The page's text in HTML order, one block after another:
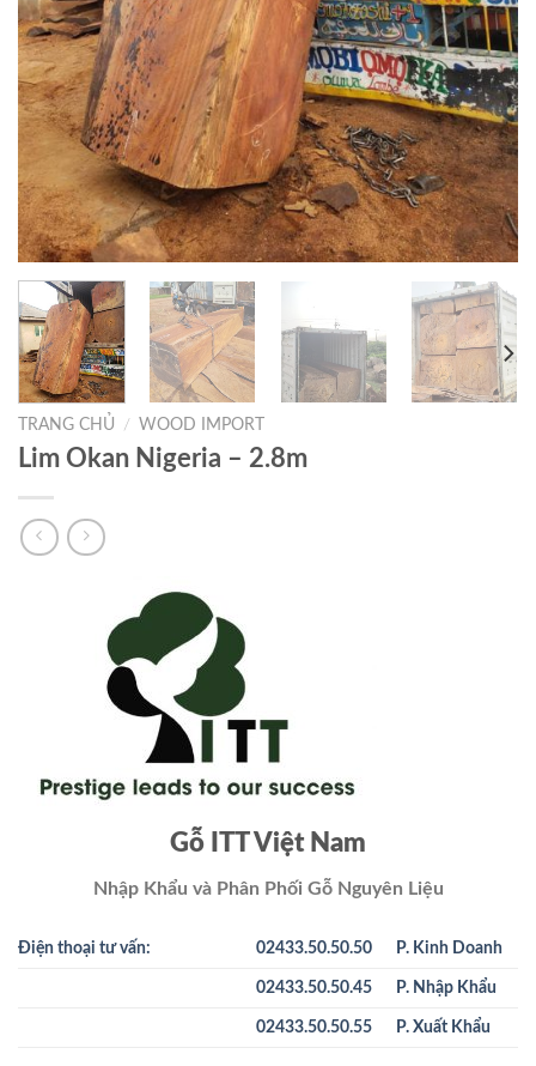
TRANG CHỦ / WOOD IMPORT
Lim Okan Nigeria – 2.8m
Gỗ ITT Việt Nam
Nhập Khẩu và Phân Phối Gỗ Nguyên Liệu
Điện thoại tư vấn: 02433.50.50.50 P. Kinh Doanh
02433.50.50.45 P. Nhập Khẩu
02433.50.50.55 P. Xuất Khẩu